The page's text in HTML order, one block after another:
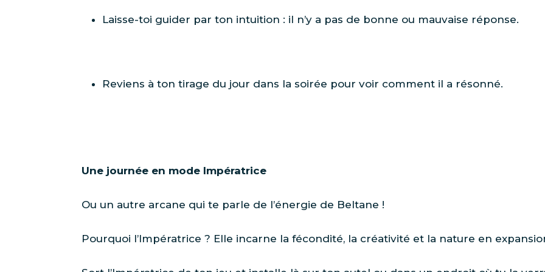
Laisse-toi guider par ton intuition : il n’y a pas de bonne ou mauvaise réponse.
Reviens à ton tirage du jour dans la soirée pour voir comment il a résonné.
Une journée en mode Impératrice
Ou un autre arcane qui te parle de l’énergie de Beltane !
Pourquoi l’Impératrice ? Elle incarne la fécondité, la créativité et la nature en